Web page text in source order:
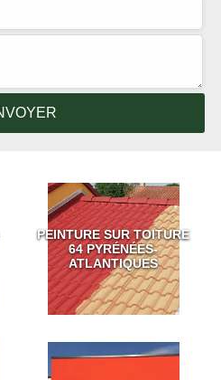
PEINTURE SUR TOITURE
64 PYRÉNÉES-
ATLANTIQUES